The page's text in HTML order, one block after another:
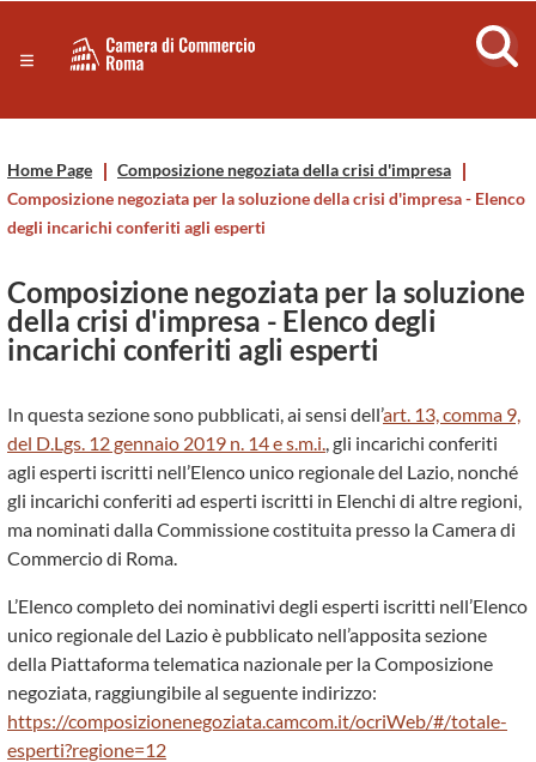
Servizi
Risorse Principali
Eventi
Footer
Camera
di
Commercio
di
Roma
-
CCIAA
Roma
Home Page
Composizione negoziata della crisi d'impresa
Composizione negoziata per la soluzione della crisi d'impresa - Elenco
degli incarichi conferiti agli esperti
Composizione negoziata per la soluzione
della crisi d'impresa - Elenco degli
incarichi conferiti agli esperti
In questa sezione sono pubblicati, ai sensi dell’art. 13, comma 9,
del D.Lgs. 12 gennaio 2019 n. 14 e s.m.i., gli incarichi conferiti
agli esperti iscritti nell’Elenco unico regionale del Lazio, nonché
gli incarichi conferiti ad esperti iscritti in Elenchi di altre regioni,
ma nominati dalla Commissione costituita presso la Camera di
Commercio di Roma.
L’Elenco completo dei nominativi degli esperti iscritti nell’Elenco
unico regionale del Lazio è pubblicato nell’apposita sezione
della Piattaforma telematica nazionale per la Composizione
negoziata, raggiungibile al seguente indirizzo:
https://composizionenegoziata.camcom.it/ocriWeb/#/totale-
esperti?regione=12